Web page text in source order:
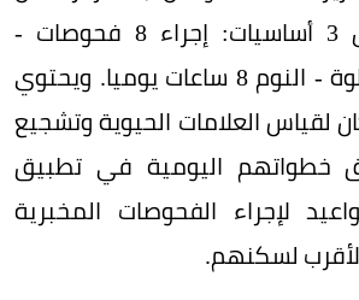
المبارك من خلال 3 أساسيات: إجراء 8 فحوصات -
⁠المشي 8000 خطوة - ⁠النوم 8 ساعات يوميا. ويحتوي
لقياس العلامات الحيوية وتشجيع
خطواتهم اليومية في تطبيق
لإجراء الفحوصات المخبرية
لسكنهم.